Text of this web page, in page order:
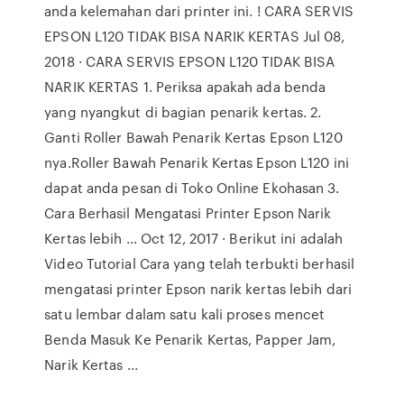
anda kelemahan dari printer ini. ! CARA SERVIS
EPSON L120 TIDAK BISA NARIK KERTAS Jul 08,
2018 · CARA SERVIS EPSON L120 TIDAK BISA
NARIK KERTAS 1. Periksa apakah ada benda
yang nyangkut di bagian penarik kertas. 2.
Ganti Roller Bawah Penarik Kertas Epson L120
nya.Roller Bawah Penarik Kertas Epson L120 ini
dapat anda pesan di Toko Online Ekohasan 3.
Cara Berhasil Mengatasi Printer Epson Narik
Kertas lebih ... Oct 12, 2017 · Berikut ini adalah
Video Tutorial Cara yang telah terbukti berhasil
mengatasi printer Epson narik kertas lebih dari
satu lembar dalam satu kali proses mencet
Benda Masuk Ke Penarik Kertas, Papper Jam,
Narik Kertas ...